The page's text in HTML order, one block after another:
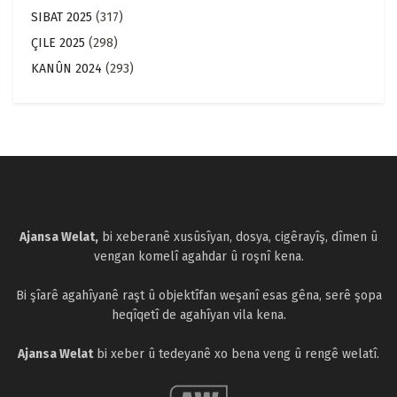
SIBAT 2025 (317)
ÇILE 2025 (298)
KANÛN 2024 (293)
Ajansa Welat, bi xeberanê xusûsîyan, dosya, cigêrayîş, dîmen û
vengan komelî agahdar û roşnî kena.
Bi şîarê agahîyanê raşt û objektîfan weşanî esas gêna, serê şopa
heqîqetî de agahîyan vila kena.
Ajansa Welatbi xeber û tedeyanê xo bena veng û rengê welatî.